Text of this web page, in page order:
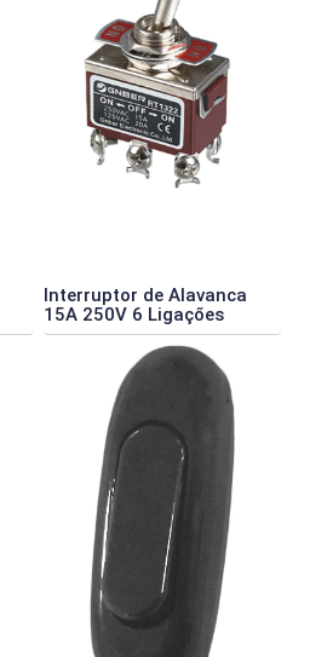
Interruptor de Alavanca
15A 250V 6 Ligaçőes